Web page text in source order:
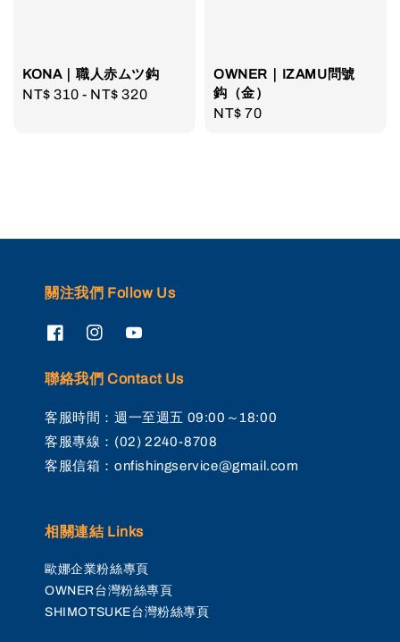
KONA｜職人赤ムツ鈎
Regular
NT$ 310 - NT$ 320
OWNER｜IZAMU問號
鈎（金）
Regular
NT$ 70
關注我們 Follow Us
聯絡我們 Contact Us
客服時間：週一至週五 09:00～18:00
客服專線：(02) 2240-8708
客服信箱：onfishingservice@gmail.com
相關連結 Links
歐娜企業粉絲專頁
OWNER台灣粉絲專頁
SHIMOTSUKE台灣粉絲專頁